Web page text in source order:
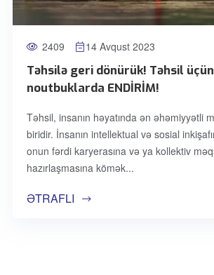
2409 14 Avqust 2023
Təhsilə geri dönürük! Təhsil üçün
noutbuklarda ENDİRİM!
Təhsil, insanın həyatında ən əhəmiyyətli
biridir. İnsanın intellektual və sosial
onun fərdi karyerasına və ya kollektiv
hazırlaşmasına kömək
ƏTRAFLI